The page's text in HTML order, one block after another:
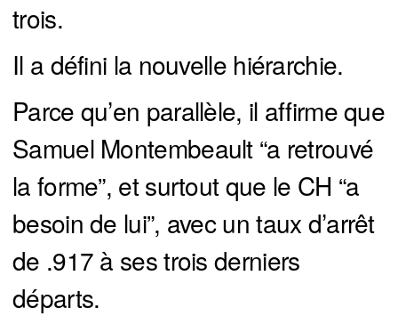
trois.
Il a défini la nouvelle hiérarchie.
Parce qu’en parallèle, il affirme que
Samuel Montembeault “a retrouvé
la forme”, et surtout que le CH “a
besoin de lui”, avec un taux d’arrêt
de .917 à ses trois derniers
départs.